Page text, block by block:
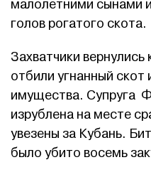
малолетними сынами
голов рогатого скота.
Захватчики вернулись
отбили угнанный скот
имущества. Супруга
изрублена на месте
увезены за Кубань.
было убито восемь